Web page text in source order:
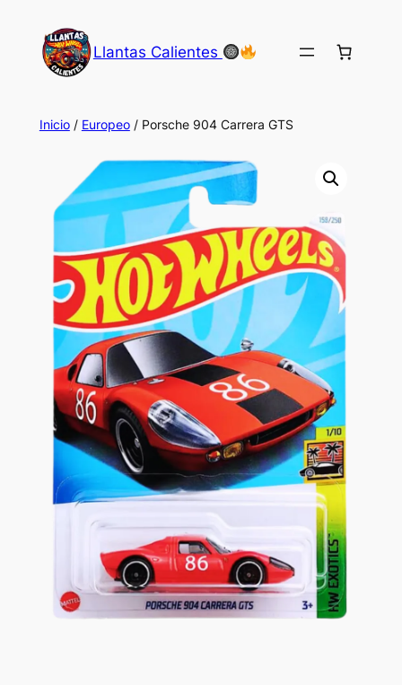
contenido
Llantas Calientes
Inicio/ Europeo/ Porsche 904 Carrera GTS